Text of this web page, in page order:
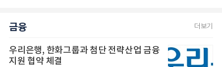
금융 더보기
우리은행, 한화그룹과 첨단 전략산업 금융
지원 협약 체결